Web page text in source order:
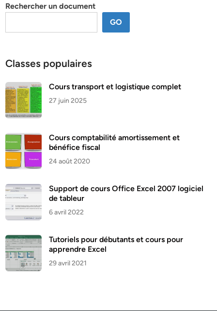
Rechercher un document
GO
Classes populaires
Cours transport et logistique complet
27 juin 2025
Cours comptabilité amortissement et
bénéfice fiscal
24 août 2020
Support de cours Office Excel 2007 logiciel
de tableur
6 avril 2022
Tutoriels pour débutants et cours pour
apprendre Excel
29 avril 2021